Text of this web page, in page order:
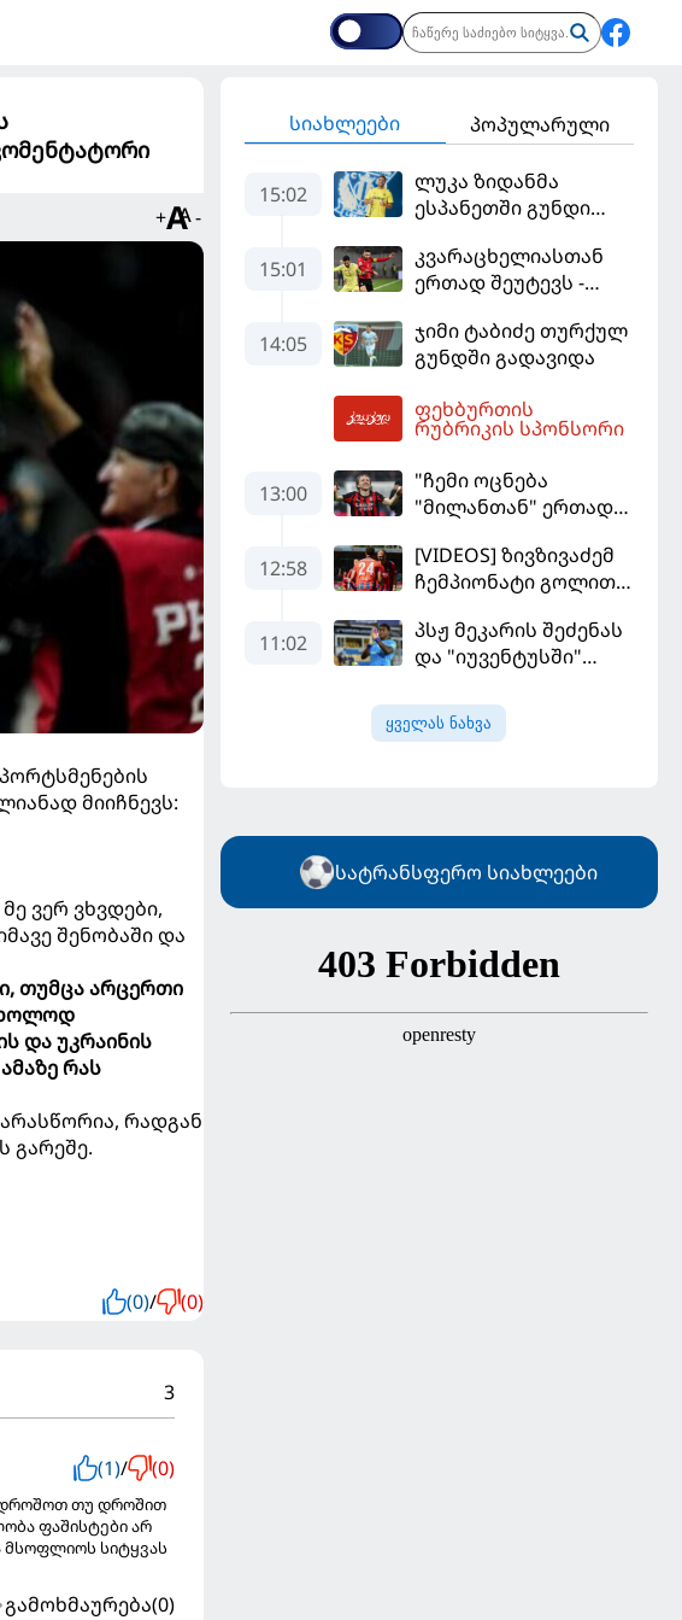
+ -
მიიჩნევს:
ვერ ვხვდები,
შენობაში და
თუმცა არცერთი
და უკრაინის
რას
რადგან
გარეშე.
(0)/ (0)
3
(1)/ (0)
თუ დროშით
ფაშისტები არ
მსოფლიოს სიტყვას
გამოხმაურება(0)
სიახლეები პოპულარული
15:02
ლუკა ზიდანმა
ესპანეთში გუნდი
15:01
კვარაცხელიასთან
ერთად შეუტევს -
მალე პსჟ-ს
ფეხბურთელი
14:05
ჯიმი ტაბიძე თურქულ
გუნდში გადავიდა
ფეხბურთის
რუბრიკის სპონსორი
13:00
"ჩემი ოცნება
"მილანთან" ერთად
მოდრიჩმა
"როსონერიში" თავის
12:58
[VIDEOS] ზივზივაძემ
ჩემპიონატი გოლით,
გამარჯვებით დაიწყო
11:02
პსჟ მეკარის შეძენას
და "იუვენტუსში"
აპირებს
ყველას ნახვა
სატრანსფერო სიახლეები